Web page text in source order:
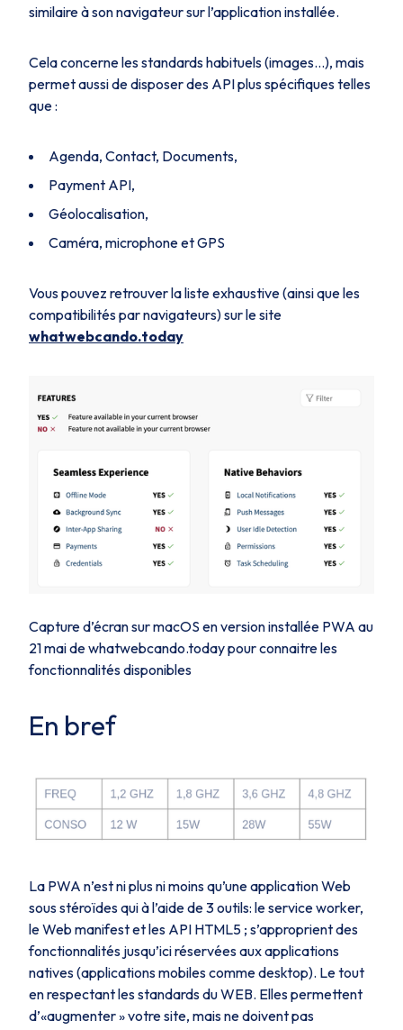
similaire à son navigateur sur l’application installée.
Cela concerne les standards habituels (images…), mais
permet aussi de disposer des API plus spécifiques telles
que :
Agenda, Contact, Documents,
Payment API,
Géolocalisation,
Caméra, microphone et GPS
Vous pouvez retrouver la liste exhaustive (ainsi que les
compatibilités par navigateurs) sur le site
whatwebcando.today
Capture d’écran sur macOS en version installée PWA au
21 mai de whatwebcando.today pour connaitre les
fonctionnalités disponibles
En bref
La PWA n’est ni plus ni moins qu’une application Web
sous stéroïdes qui à l’aide de 3 outils: le service worker,
le Web manifest et les API HTML5 ; s’approprient des
fonctionnalités jusqu’ici réservées aux applications
natives (applications mobiles comme desktop). Le tout
en respectant les standards du WEB. Elles permettent
d’«augmenter » votre site, mais ne doivent pas